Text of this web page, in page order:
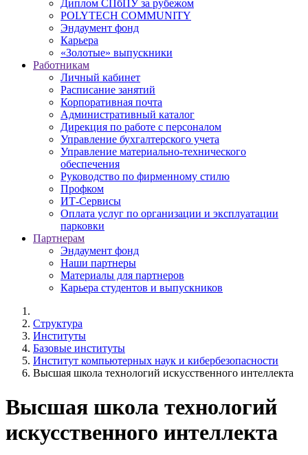
Диплом СПбПУ за рубежом
POLYTECH COMMUNITY
Эндаумент фонд
Карьера
«Золотые» выпускники
Работникам
Личный кабинет
Расписание занятий
Корпоративная почта
Административный каталог
Дирекция по работе с персоналом
Управление бухгалтерского учета
Управление материально-технического
обеспечения
Руководство по фирменному стилю
Профком
ИТ-Сервисы
Оплата услуг по организации и эксплуатации
парковки
Партнерам
Эндаумент фонд
Наши партнеры
Материалы для партнеров
Карьера студентов и выпускников
Структура
Институты
Базовые институты
Институт компьютерных наук и кибербезопасности
Высшая школа технологий искусственного интеллекта
Высшая школа технологий
искусственного интеллекта